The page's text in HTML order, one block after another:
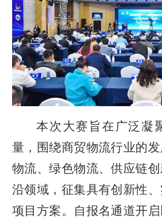
本次大赛旨在广泛凝
量，围绕商贸物流行业的
物流、绿色物流、供应链
沿领域，征集具有创新性
项目方案。自报名通道开